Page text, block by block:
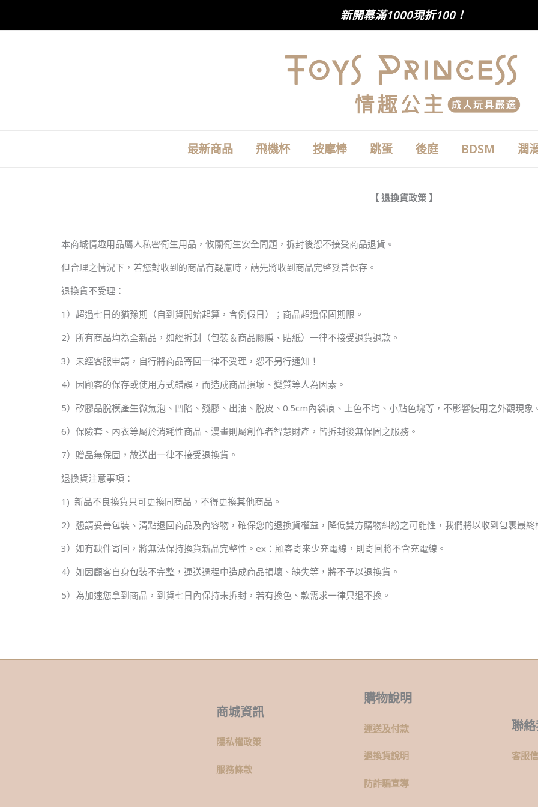
新開幕滿1000現折100！
最新商品 飛機杯 按摩棒 跳蛋 後庭 BDSM 潤
【 退換貨政策 】
本商城情趣用品屬人私密衛生用品，攸關衛生安全問題，拆封後恕不接受商品退貨。
但合理之情況下，若您對收到的商品有疑慮時，請先將收到商品完整妥善保存。
退換貨不受理：
1）超過七日的猶豫期（自到貨開始起算，含例假日）；商品超過保固期限。
2）所有商品均為全新品，如經拆封（包裝＆商品膠膜、貼紙）一律不接受退貨退款。
3）未經客服申請，自行將商品寄回一律不受理，恕不另行通知！
4）因顧客的保存或使用方式錯誤，而造成商品損壞、變質等人為因素。
5）矽膠品脫模產生微氣泡、凹陷、殘膠、出油、脫皮、0.5cm內裂痕、上色不均、小點色塊等，不影響使用之外觀現象
6）保險套、內衣等屬於消耗性商品、漫畫則屬創作者智慧財產，皆拆封後無保固之服務。
7）贈品無保固，故送出一律不接受退換貨。
退換貨注意事項：
1) 新品不良換貨只可更換同商品，不得更換其他商品。
2）懇請妥善包裝、清點退回商品及內容物，確保您的退換貨權益，降低雙方購物糾紛之可能性，我們將以收到包裹最終
3）如有缺件寄回，將無法保持換貨新品完整性。ex：顧客寄來少充電線，則寄回將不含充電線。
4）如因顧客自身包裝不完整，運送過程中造成商品損壞、缺失等，將不予以退換貨。
5）為加速您拿到商品，到貨七日內保持未拆封，若有換色、款需求一律只退不換。
商城資訊
隱私權政策
服務條款
購物說明
運送及付款
退換貨說明
防詐騙宣導
聯
客服